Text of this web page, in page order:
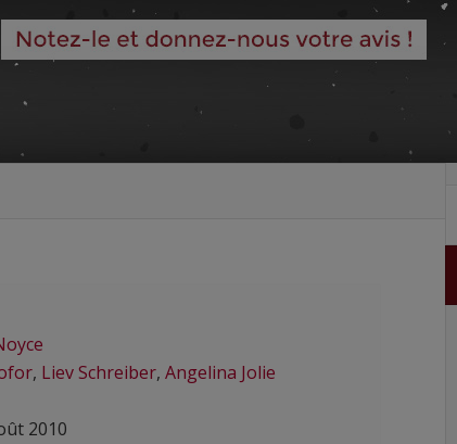
, Liev Schreiber, Angelina Jolie
2010